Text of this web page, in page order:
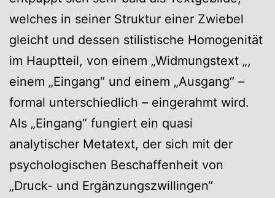
welches in seiner Struktur einer Zwiebel
gleicht und dessen stilistische Homogenität
im Hauptteil, von einem „Widmungstext „,
einem „Eingang“ und einem „Ausgang“ –
formal unterschiedlich – eingerahmt wird.
Als „Eingang“ fungiert ein quasi
analytischer Metatext, der sich mit der
psychologischen Beschaffenheit von
„Druck- und Ergänzungszwillingen“